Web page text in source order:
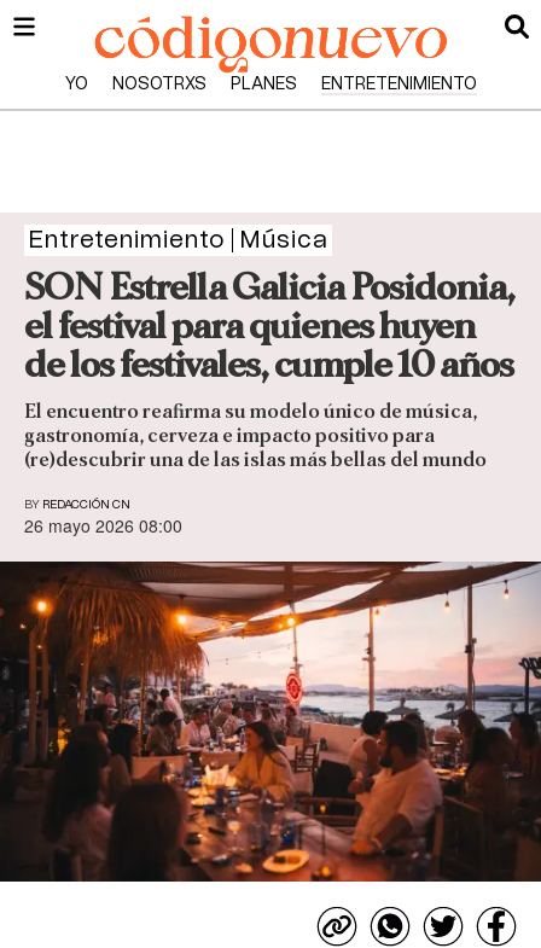
YO NOSOTRXS PLANES ENTRETENIMIENTO
Entretenimiento Música
SON Estrella Galicia Posidonia,
el festival para quienes huyen
de los festivales, cumple 10 años
El encuentro reafirma su modelo único de música,
gastronomía, cerveza e impacto positivo para
(re)descubrir una de las islas más bellas del mundo
BY REDACCIÓN CN
26 mayo 2026 08:00